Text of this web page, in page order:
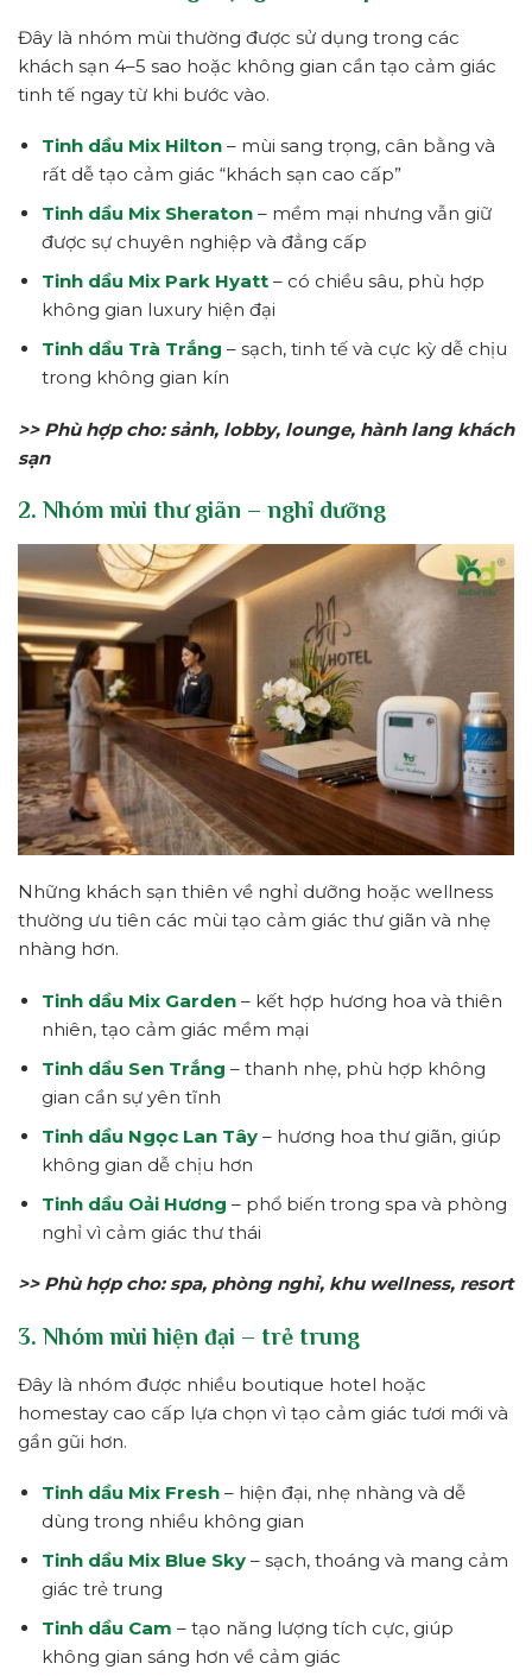
Đây là nhóm mùi thường được sử dụng trong các
khách sạn 4–5 sao hoặc không gian cần tạo cảm giác
tinh tế ngay từ khi bước vào.
Tinh dầu Mix Hilton– mùi sang trọng, cân bằng và
rất dễ tạo cảm giác “khách sạn cao cấp”
Tinh dầu Mix Sheraton– mềm mại nhưng vẫn giữ
được sự chuyên nghiệp và đẳng cấp
Tinh dầu Mix Park Hyatt– có chiều sâu, phù hợp
không gian luxury hiện đại
Tinh dầu Trà Trắng – sạch, tinh tế và cực kỳ dễ chịu
trong không gian kín
>> Phù hợp cho: sảnh, lobby, lounge, hành lang khách
sạn
2. Nhóm mùi thư giãn – nghỉ dưỡng
Những khách sạn thiên về nghỉ dưỡng hoặc wellness
thường ưu tiên các mùi tạo cảm giác thư giãn và nhẹ
nhàng hơn.
Tinh dầu Mix Garden– kết hợp hương hoa và thiên
nhiên, tạo cảm giác mềm mại
Tinh dầu Sen Trắng – thanh nhẹ, phù hợp không
gian cần sự yên tĩnh
Tinh dầu Ngọc Lan Tây– hương hoa thư giãn, giúp
không gian dễ chịu hơn
Tinh dầu Oải Hương – phổ biến trong spa và phòng
nghỉ vì cảm giác thư thái
>> Phù hợp cho: spa, phòng nghỉ, khu wellness, resort
3. Nhóm mùi hiện đại – trẻ trung
Đây là nhóm được nhiều boutique hotel hoặc
homestay cao cấp lựa chọn vì tạo cảm giác tươi mới và
gần gũi hơn.
Tinh dầu Mix Fresh– hiện đại, nhẹ nhàng và dễ
dùng trong nhiều không gian
Tinh dầu Mix Blue Sky– sạch, thoáng và mang cảm
giác trẻ trung
Tinh dầu Cam – tạo năng lượng tích cực, giúp
không gian sáng hơn về cảm giác